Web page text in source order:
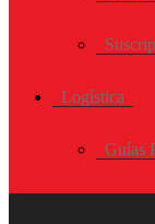
Logística
Guías